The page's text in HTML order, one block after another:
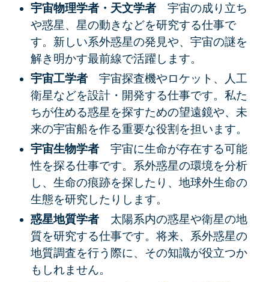
宇宙物理学者・天文学者 宇宙の成り立ち
や惑星、星の動きなどを研究する仕事で
す。新しい系外惑星の発見や、宇宙の謎を
解き明かす最前線で活躍します。
宇宙工学者 宇宙探査機やロケット、人工
衛星などを設計・開発する仕事です。私た
ちが住める惑星を探すための望遠鏡や、未
来の宇宙船を作る重要な役割を担います。
宇宙生物学者 宇宙に生命が存在する可能
性を探る仕事です。系外惑星の環境を分析
し、生命の痕跡を探したり、地球外生命の
生態を研究したりします。
惑星地質学者 太陽系内の惑星や衛星の地
質を研究する仕事です。将来、系外惑星の
地質調査を行う際に、その知識が役立つか
もしれません。